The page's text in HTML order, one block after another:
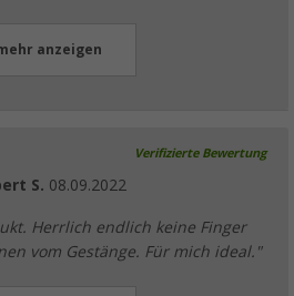
anzeigen
Verifizierte Bewertung
S. 08.09.2022
Herrlich endlich keine Finger
vom Gestänge. Für mich ideal."